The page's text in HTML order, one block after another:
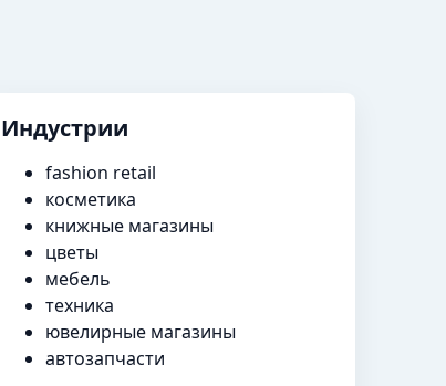
Индустрии
fashion retail
косметика
книжные магазины
цветы
мебель
техника
ювелирные магазины
автозапчасти